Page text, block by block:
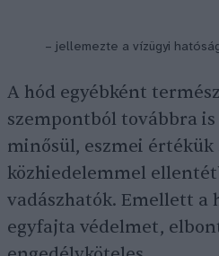
– jellemezte a vízügyi
A hód egyébként
szempontból továbbra
minősül, eszmei értékük
közhiedelemmel
vadászhatók. Emellett a
egyfajta védelmet,